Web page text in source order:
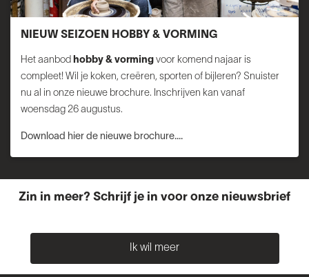
NIEUW SEIZOEN HOBBY & VORMING
Het aanbod hobby & vorming voor komend najaar is
compleet! Wil je koken, creëren, sporten of bijleren? Snuister
nu al in onze nieuwe brochure. Inschrijven kan vanaf
woensdag 26 augustus.
Download hier de nieuwe brochure....
Zin in meer? Schrijf je in voor onze nieuwsbrief
Ik wil meer